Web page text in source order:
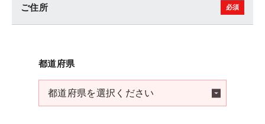
ご住所
都道府県